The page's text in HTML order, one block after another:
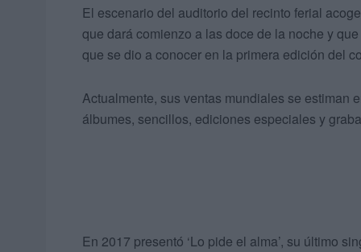
El escenario del auditorio del recinto ferial
que dará comienzo a las doce de la noche y
que se dio a conocer en la primera edición del
Actualmente, sus ventas mundiales se estiman
álbumes, sencillos, ediciones especiales y
En 2017 presentó ‘Lo pide el alma’, su último